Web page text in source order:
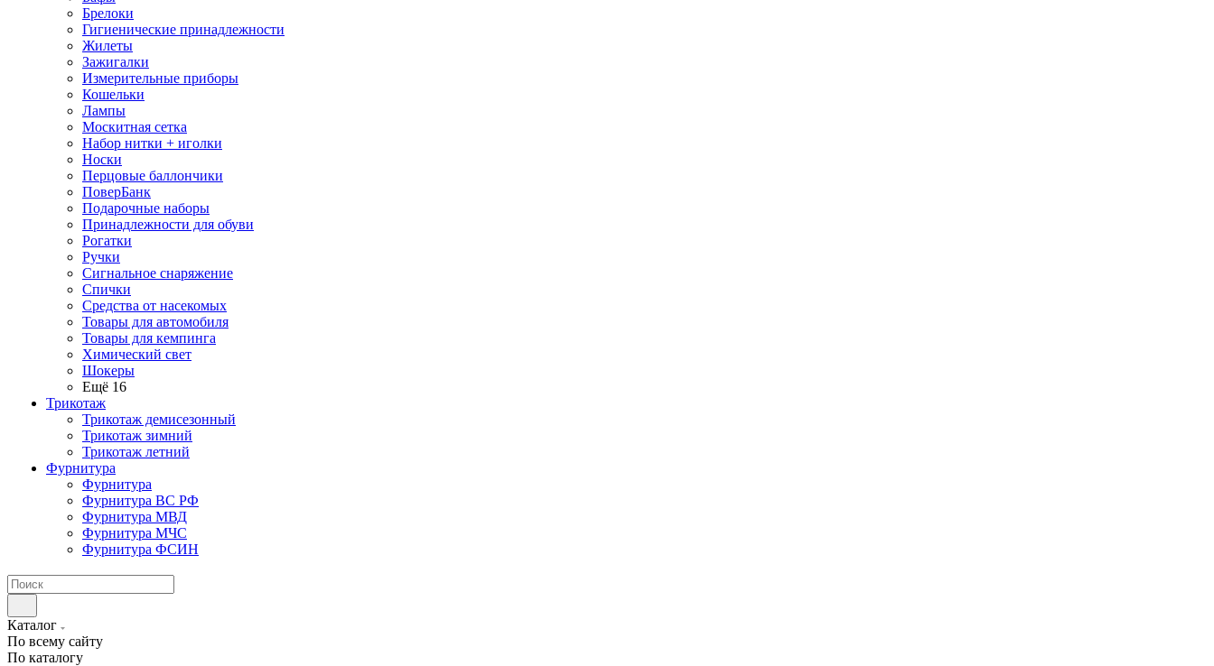
Брелоки
Гигиенические принадлежности
Жилеты
Зажигалки
Измерительные приборы
Кошельки
Лампы
Москитная сетка
Набор нитки + иголки
Носки
Перцовые баллончики
ПоверБанк
Подарочные наборы
Принадлежности для обуви
Рогатки
Ручки
Сигнальное снаряжение
Спички
Средства от насекомых
Товары для автомобиля
Товары для кемпинга
Химический свет
Шокеры
Ещё 16
Трикотаж
Трикотаж демисезонный
Трикотаж зимний
Трикотаж летний
Фурнитура
Фурнитура
Фурнитура ВС РФ
Фурнитура МВД
Фурнитура МЧС
Фурнитура ФСИН
Каталог
По всему сайту
По каталогу